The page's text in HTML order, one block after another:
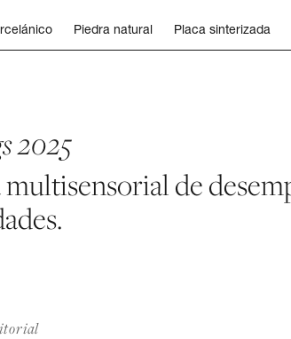
Piedra natural Placa sinterizada
2025
de